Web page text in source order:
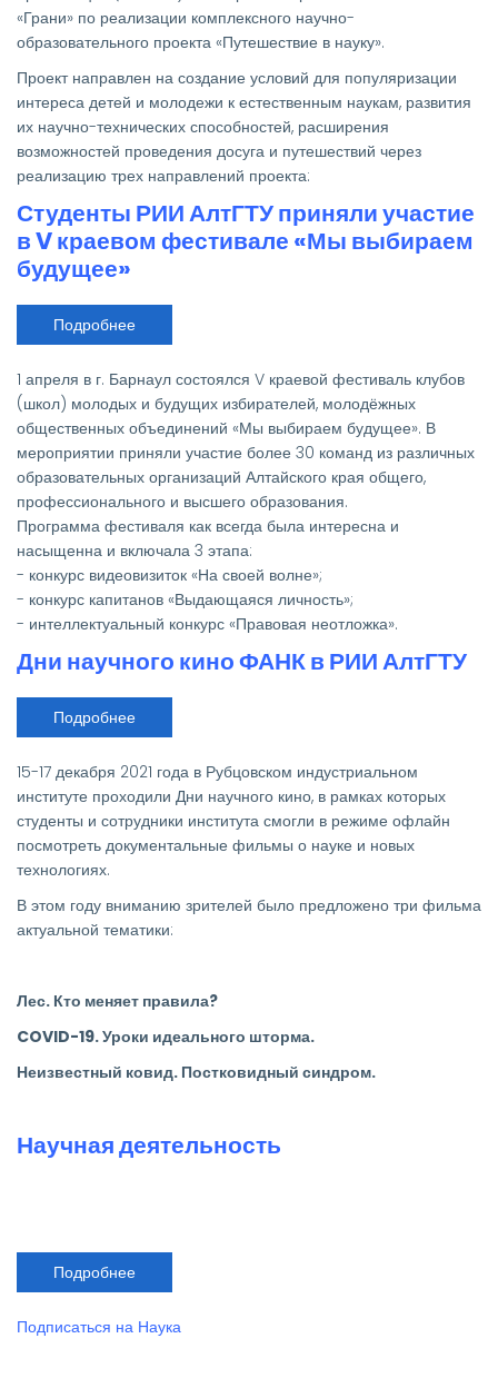
проект
РИИ
АлтГТУ
АНСОО
всестороннего
развития
личности
«Грани»
«Грани» по реализации комплексного научно-
образовательного проекта «Путешествие в науку».
Проект направлен на создание условий для популяризации
интереса детей и молодежи к естественным наукам, развития
их научно-технических способностей, расширения
возможностей проведения досуга и путешествий через
реализацию трех направлений проекта:
Студенты РИИ АлтГТУ приняли участие
в V краевом фестивале «Мы выбираем
будущее»
Подробнее
Студенты
АлтГТУ
приняли
участие
в
V
краевом
фестивале
«Мы
выбираем
будущее»
1 апреля в г. Барнаул состоялся V краевой фестиваль клубов
(школ) молодых и будущих избирателей, молодёжных
общественных объединений «Мы выбираем будущее». В
мероприятии приняли участие более 30 команд из различных
образовательных организаций Алтайского края общего,
профессионального и высшего образования.
Программа фестиваля как всегда была интересна и
насыщенна и включала 3 этапа:
- конкурс видеовизиток «На своей волне»;
- конкурс капитанов «Выдающаяся личность»;
- интеллектуальный конкурс «Правовая неотложка».
Дни научного кино ФАНК в РИИ АлтГТУ
Подробнее
Дни
кино
ФАНК
в
РИИ
АлтГТУ
15-17 декабря 2021 года в Рубцовском индустриальном
институте проходили Дни научного кино, в рамках которых
студенты и сотрудники института смогли в режиме офлайн
посмотреть документальные фильмы о науке и новых
технологиях.
В этом году вниманию зрителей было предложено три фильма
актуальной тематики:
Лес. Кто меняет правила?
COVID-19. Уроки идеального шторма.
Неизвестный ковид. Постковидный синдром.
Научная деятельность
Подробнее
Научная
Подписаться на Наука